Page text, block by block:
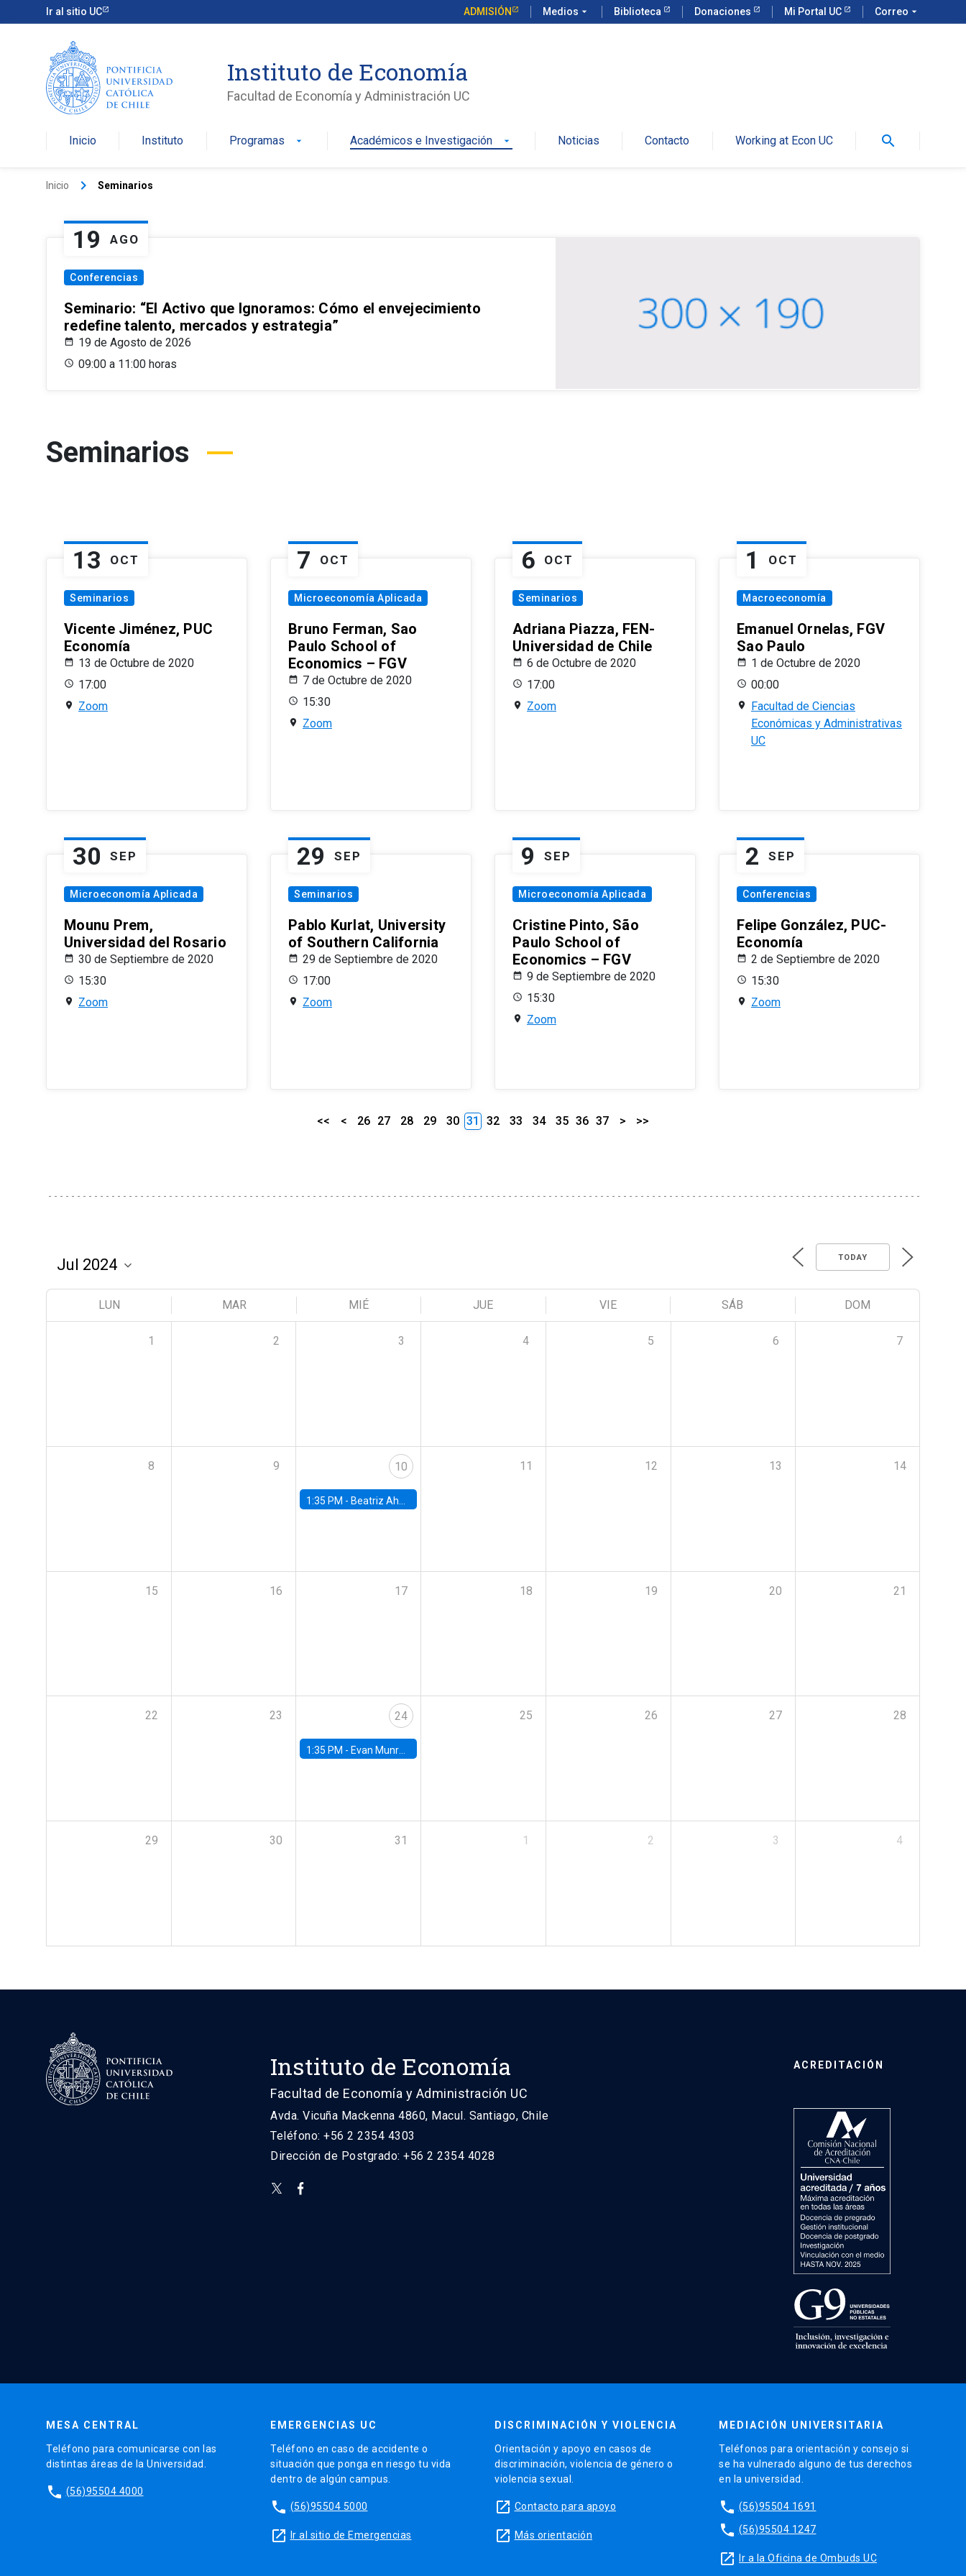
Ir al sitio UC ADMISIÓN Medios arrow_drop_down Biblioteca Donaciones Mi Portal UC Correo arrow_drop_down
Instituto de Economía
Facultad de Economía y Administración UC
Inicio Instituto Programas arrow_drop_down Académicos e Investigación arrow_drop_down Noticias Contacto Working at Econ UC search
Inicio keyboard_arrow_right Seminarios
19 AGO
Conferencias
Seminario: “El Activo que Ignoramos: Cómo el envejecimiento
redefine talento, mercados y estrategia”
19 de Agosto de 2026
09:00 a 11:00 horas
Seminarios
13 OCT
Seminarios
Vicente Jiménez, PUC
Economía
13 de Octubre de 2020
17:00
Zoom
7 OCT
Microeconomía Aplicada
Bruno Ferman, Sao
Paulo School of
Economics – FGV
7 de Octubre de 2020
15:30
Zoom
6 OCT
Seminarios
Adriana Piazza, FEN-
Universidad de Chile
6 de Octubre de 2020
17:00
Zoom
1 OCT
Macroeconomía
Emanuel Ornelas, FGV
Sao Paulo
1 de Octubre de 2020
00:00
Facultad de Ciencias
Económicas y Administrativas
UC
30 SEP
Microeconomía Aplicada
Mounu Prem,
Universidad del Rosario
30 de Septiembre de 2020
15:30
Zoom
29 SEP
Seminarios
Pablo Kurlat, University
of Southern California
29 de Septiembre de 2020
17:00
Zoom
9 SEP
Microeconomía Aplicada
Cristine Pinto, São
Paulo School of
Economics – FGV
9 de Septiembre de 2020
15:30
Zoom
2 SEP
Conferencias
Felipe González, PUC-
Economía
2 de Septiembre de 2020
15:30
Zoom
<< < 26 27 28 29 30 31 32 33 34 35 36 37 > >>
TODAY
LUN MAR MIÉ JUE VIE SÁB DOM
1 2 3 4 5 6 7
8 9 10
1:35 PM - Beatriz Ahumada, PhD candidate, Universidad de Pittsburgh
11 12 13 14
15 16 17 18 19 20 21
22 23 24
1:35 PM - Evan Munro, Neyman Visiting Assistant Professor in the Department of Statistics at UC Berkeley
25 26 27 28
29 30 31 1 2 3 4
Instituto de Economía
Facultad de Economía y Administración UC
Avda. Vicuña Mackenna 4860, Macul. Santiago, Chile
Teléfono: +56 2 2354 4303
Dirección de Postgrado: +56 2 2354 4028
ACREDITACIÓN
MESA CENTRAL
Teléfono para comunicarse con las
distintas áreas de la Universidad.
phone (56)95504 4000
EMERGENCIAS UC
Teléfono en caso de accidente o
situación que ponga en riesgo tu vida
dentro de algún campus.
phone (56)95504 5000
launch Ir al sitio de Emergencias
DISCRIMINACIÓN Y VIOLENCIA
Orientación y apoyo en casos de
discriminación, violencia de género o
violencia sexual.
launch Contacto para apoyo
launch Más orientación
MEDIACIÓN UNIVERSITARIA
Teléfonos para orientación y consejo si
se ha vulnerado alguno de tus derechos
en la universidad.
phone (56)95504 1691
phone (56)95504 1247
launch Ir a la Oficina de Ombuds UC